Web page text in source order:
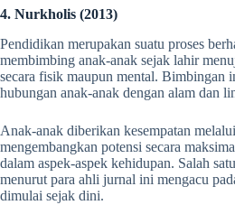
4. Nurkholis (2013)
Pendidikan merupakan suatu proses
membimbing anak-anak sejak lahir
secara fisik maupun mental. Bimbingan
hubungan anak-anak dengan alam dan
Anak-anak diberikan kesempatan
mengembangkan potensi secara
dalam aspek-aspek kehidupan. Salah satu
menurut para ahli jurnal ini mengacu
dimulai sejak dini.